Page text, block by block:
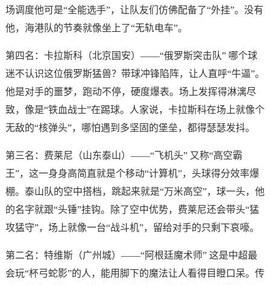
场调度他可是“全能选手”，让队友们仿佛配备了“外挂”。没有
他，海港队的节奏就像坐上了“无轨电车”。
第四名：卡拉斯科（北京国安）——“俄罗斯突击队” 哪个球
迷不认识这位俄罗斯猛兽？带球冲锋陷阵，让人直呼“牛逼”。
他是对手的噩梦，跑动不停，硬度爆表。场上发挥得淋漓尽
致，像是“铁血战士”在踢球。人家说，卡拉斯科在场上就像个
无敌的“核弹头”，哪怕遇到多坚固的堡垒，都得瑟瑟发抖。
第三名：费莱尼（山东泰山）——“飞机头” 又称“高空霸
王”，这一身身高简直就是个移动“计算机”，头球得分效率爆
棚。泰山队的空中搭档，跳起来就是“万米高空”，球一头，他
的名字就跟“头锤”挂钩。除了空中优势，费莱尼还会带头“猛
攻猛守”，场上就像一台“战斗机”，留给对手的只剩下哀嚎。
第二名：特维斯（广州城）——“阿根廷魔术师” 这是中超最
会玩“杯弓蛇影”的人，能用脚下的魔法让人看得目瞪口呆。传